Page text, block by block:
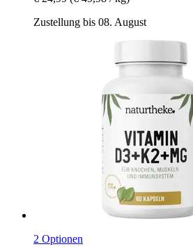
Zustellung bis 08. August
2 Optionen